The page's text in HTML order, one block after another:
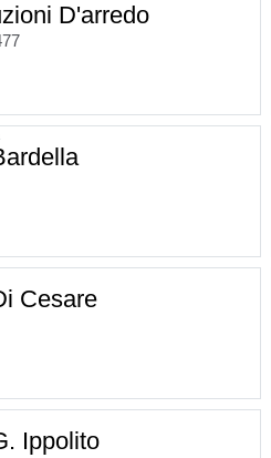
D'arredo
Cesare
Ippolito